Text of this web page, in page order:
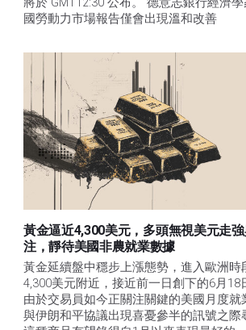
國勞動力市場報告僅會出現溫和改善
黃金逼近4,300美元，多頭無視美元走
注，靜待美國非農就業數據
黃金延續盤中穩步上漲態勢，進入歐洲時
4,300美元附近，接近前一日創下的6月18
由於交易員如今正關注關鍵的美國月度就
與伊朗和平協議出現喜憂參半的訊號之際